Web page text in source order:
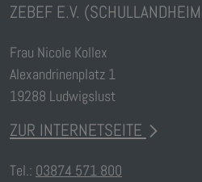
ZEBEF E.V.
Frau Nicole Kollex
Alexandrinenplatz 1
19288 Ludwigslust
ZUR INTERNETSEITE
Tel.: 03874 571 800